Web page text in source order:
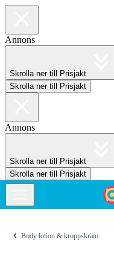
Annons
Skrolla ner till Prisjakt
Skrolla ner till Prisjakt
Annons
Skrolla ner till Prisjakt
Skrolla ner till Prisjakt
Body lotion & kroppskräm